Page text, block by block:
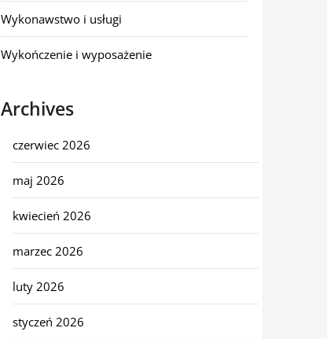
Wykonawstwo i usługi
Wykończenie i wyposażenie
Archives
czerwiec 2026
maj 2026
kwiecień 2026
marzec 2026
luty 2026
styczeń 2026